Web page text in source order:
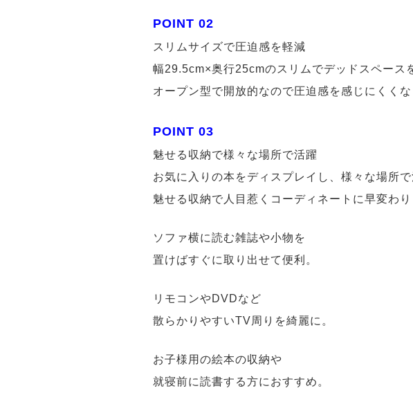
POINT 02
スリムサイズで圧迫感を軽減
幅29.5cm×奥行25cmのスリムでデッドスペース
オープン型で開放的なので圧迫感を感じにくく
POINT 03
魅せる収納で様々な場所で活躍
お気に入りの本をディスプレイし、様々な場所
魅せる収納で人目惹くコーディネートに早変わ
ソファ横に読む雑誌や小物を
置けばすぐに取り出せて便利。
リモコンやDVDなど
散らかりやすいTV周りを綺麗に。
お子様用の絵本の収納や
就寝前に読書する方におすすめ。